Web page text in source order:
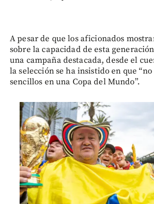
A pesar de que los aficionados
sobre la capacidad de esta
una campaña destacada, desde el
la selección se ha insistido en que
sencillos en una Copa del Mundo”.